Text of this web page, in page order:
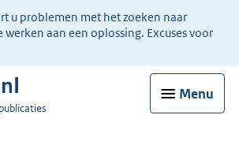
u problemen met het zoeken naar
werken aan een oplossing. Excuses voor
Menu